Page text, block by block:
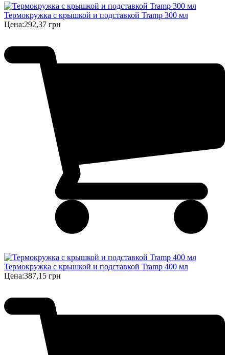
Термокружка с крышкой и подставкой Tramp 300 мл
Цена:292,37 грн
Термокружка с крышкой и подставкой Tramp 400 мл
Цена:387,15 грн